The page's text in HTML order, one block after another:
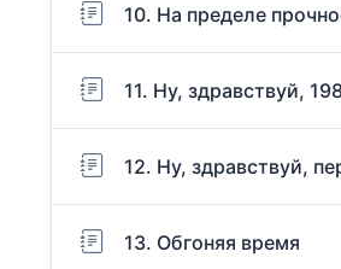
10. На пределе
11. Ну, здравствуй,
12. Ну, здравствуй,
13. Обгоняя время